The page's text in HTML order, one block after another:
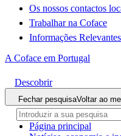
Os nossos contactos
Trabalhar na Coface
Informações
A Coface em Portugal
Descobrir
Fechar pesquisaVoltar ao
Página principal